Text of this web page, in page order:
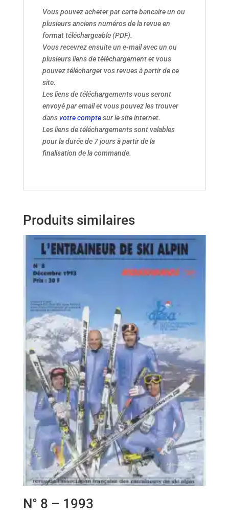
Vous pouvez acheter par carte bancaire un ou
plusieurs anciens numéros de la revue en
format téléchargeable (PDF).
Vous recevrez ensuite un e-mail avec un ou
plusieurs liens de téléchargement et vous
pouvez télécharger vos revues à partir de ce
site.
Les liens de téléchargements vous seront
envoyé par email et vous pouvez les trouver
dansvotre comptesur le site internet.
Les liens de téléchargements sont valables
pour la durée de 7 jours à partir de la
finalisation de la commande.
Produits similaires
N° 8 – 1993